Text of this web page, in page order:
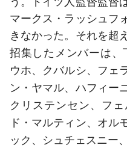
マークス・ラッシュフ
きなかった。それを超
招集したメンバーは
ウホ、クバルシ、フェ
ン・ヤマル、ハフィー
クリステンセン、フ
ド・マルティン、オル
ック、シュチェスニー